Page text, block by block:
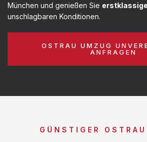
München und genießen Sie
unschlagbaren Konditionen.
OSTRAU UMZUG
ANFRAGEN
GÜNSTIGER